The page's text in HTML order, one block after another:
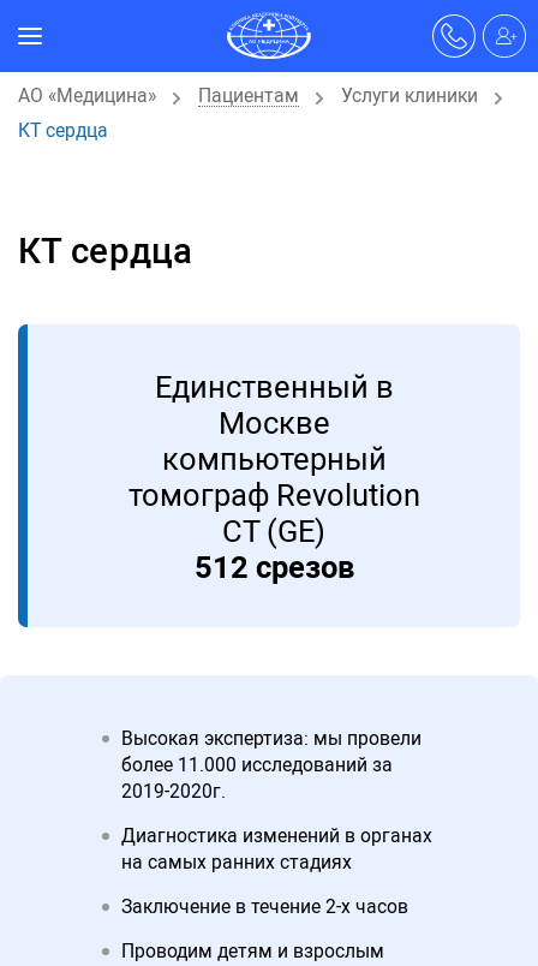
АО «Медицина» Пациентам
Услуги клиники
КТ сердца
КТ сердца
Единственный в
Москве
компьютерный
томограф Revolution
CT (GE)
512 срезов
Высокая экспертиза: мы провели
более 11.000 исследований за
2019-2020г.
Диагностика изменений в органах
на самых ранних стадиях
Заключение в течение 2-х часов
Проводим детям и взрослым